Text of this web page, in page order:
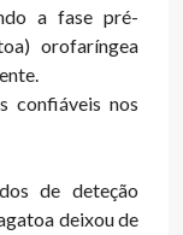
a fase pré-
orofaríngea
confiáveis nos
de deteção
deixou de